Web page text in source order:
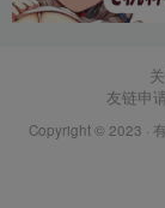
友链申
Copyright © 2023 ·